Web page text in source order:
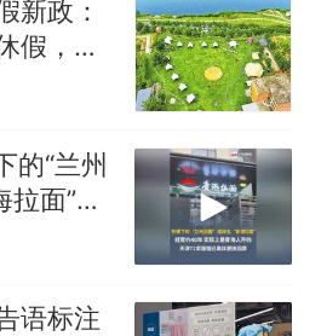
兵搬起大石块投向移民引
，此前一天内数万人从摩
新政：
假，推
休满休
长
+周末
式
的“兰州
拉面”，
上是青
语标注